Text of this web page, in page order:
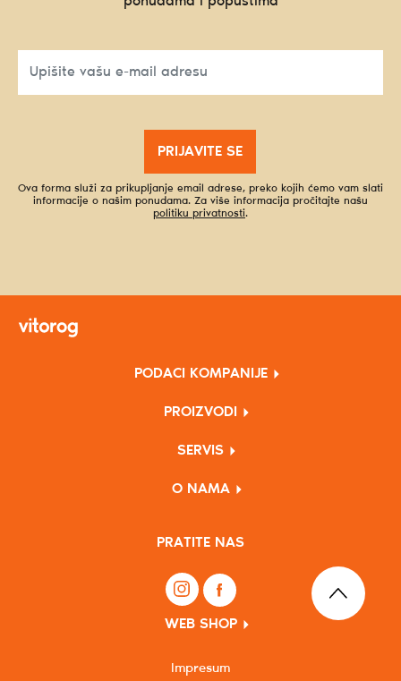
PRIJAVITE SE
Ova forma služi za prikupljanje email adrese, preko kojih ćemo vam slati
informacije o našim ponudama. Za više informacija pročitajte našu
politiku privatnosti.
PODACI KOMPANIJE
PROIZVODI
SERVIS
O NAMA
PRATITE NAS
WEB SHOP
Impresum